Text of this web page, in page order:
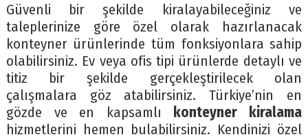
Güvenli bir şekilde kiralayabileceğiniz ve
taleplerinize göre özel olarak hazırlanacak
konteyner ürünlerinde tüm fonksiyonlara sahip
olabilirsiniz. Ev veya ofis tipi ürünlerde detaylı ve
titiz bir şekilde gerçekleştirilecek olan
çalışmalara göz atabilirsiniz. Türkiye’nin en
gözde ve en kapsamlı
konteyner kiralama
hizmetlerini hemen bulabilirsiniz. Kendinizi özel